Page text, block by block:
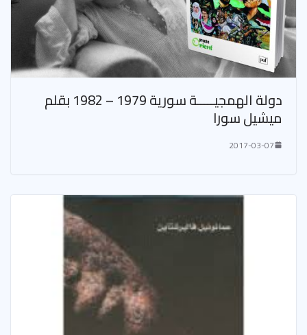
دولة الهمجيـــــة سورية 1979 – 1982 بقلم
ميشيل سورا
2017-03-07